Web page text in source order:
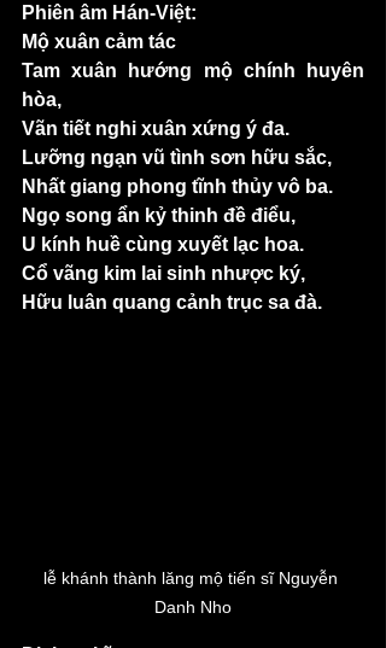
Phiên âm Hán-Việt:
Mộ xuân cảm tác
Tam xuân hướng mộ chính huyên
hòa,
Vãn tiết nghi xuân xứng ý đa.
Lưỡng ngạn vũ tình sơn hữu sắc,
Nhất giang phong tĩnh thủy vô ba.
Ngọ song ẩn kỷ thinh đề điểu,
U kính huề cùng xuyết lạc hoa.
Cổ vãng kim lai sinh nhược ký,
Hữu luân quang cảnh trục sa đà.
lễ khánh thành lăng mộ tiến sĩ Nguyễn
Danh Nho